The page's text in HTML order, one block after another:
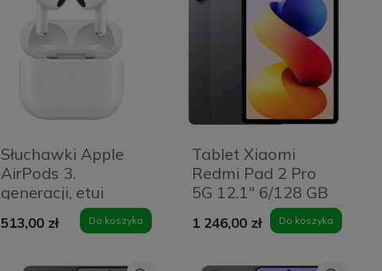
Słuchawki Apple
AirPods 3.
generacji, etui
Lightning
513,00 zł Do koszyka
Tablet Xiaomi
Redmi Pad 2 Pro
5G 12.1" 6/128 GB
Grafitowy szary -
Graphite Grey
1 246,00 zł Do koszyka